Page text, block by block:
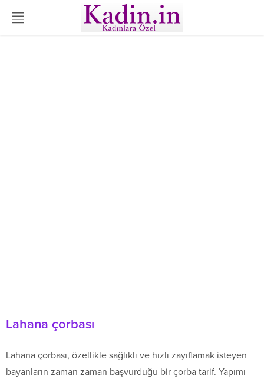
Lahana çorbası
Lahana çorbası, özellikle sağlıklı ve hızlı zayıflamak isteyen
bayanların zaman zaman başvurduğu bir çorba tarif. Yapımı